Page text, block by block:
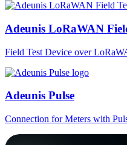
Adeunis LoRaWAN
Field Test Device over
Adeunis Pulse
Connection for Meters with